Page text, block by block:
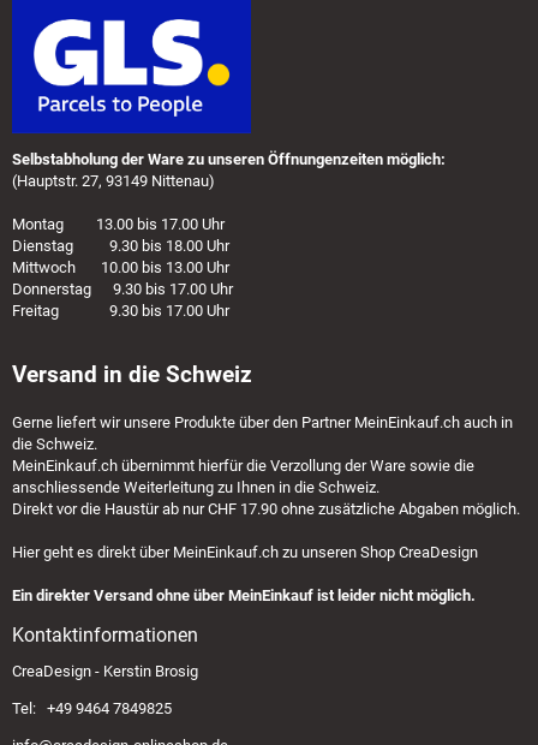
Selbstabholung der Ware zu unseren Öffnungenzeiten möglich:
(Hauptstr. 27, 93149 Nittenau)
Montag 13.00 bis 17.00 Uhr
Dienstag 9.30 bis 18.00 Uhr
Mittwoch 10.00 bis 13.00 Uhr
Donnerstag 9.30 bis 17.00 Uhr
Freitag 9.30 bis 17.00 Uhr
Versand in die Schweiz
Gerne liefert wir unsere Produkte über den Partner MeinEinkauf.ch auch in
die Schweiz.
MeinEinkauf.ch übernimmt hierfür die Verzollung der Ware sowie die
anschliessende Weiterleitung zu Ihnen in die Schweiz.
Direkt vor die Haustür ab nur CHF 17.90 ohne zusätzliche Abgaben möglich.
Hier geht es direkt über MeinEinkauf.ch zu unseren Shop CreaDesign
Ein direkter Versand ohne über MeinEinkauf ist leider nicht möglich.
Kontaktinformationen
CreaDesign - Kerstin Brosig
Tel: +49 9464 7849825